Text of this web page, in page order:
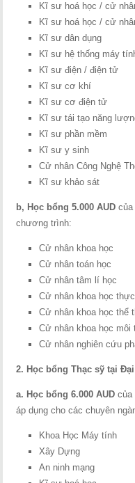
Kĩ sư hoá học / cử
Kĩ sư hoá học / cử
Kĩ sư dân dụng
Kĩ sư hệ thống máy
Kĩ sư điện / điện tử
Kĩ sư cơ khí
Kĩ sư cơ điện tử
Kĩ sư tái tạo năng
Kĩ sư phần mềm
Kĩ sư y sinh
Cử nhân Công Nghệ
Kĩ sư khảo sát
b, Học bổng 5.000 AUDcủa
chương trình:
Cử nhân khoa học
Cử nhân toán học
Cử nhân tâm lí học
Cử nhân khoa học
Cử nhân khoa học thể
Cử nhân khoa học môi
Cử nhân nghiên cứu
2. Học bổng Thạc sỹ tại
a. Học bổng 6.000 AUD của
áp dụng cho các chuyên
Khoa Học Máy tính
Xây Dựng
An ninh mạng